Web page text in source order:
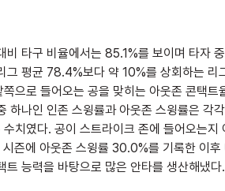
비 타구 비율에서는 85.1%를 보이며 타자
평균 78.4%보다 약 10%를 상회하는 리
쪽으로 들어오는 공을 맞히는 아웃존 콘택
하나인 인존 스윙률과 아웃존 스윙률은 각
치였다. 공이 스트라이크 존에 들어오는지
즌에 아웃존 스윙률 30.0%를 기록한 이
트 능력을 바탕으로 많은 안타를 생산해냈다.